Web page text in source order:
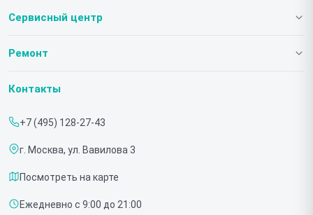
Сервисный центр
О нашем сервисе
Срочный ремонт
Доставка и способы оплаты
Диагностика
Контакты
Ремонт
Телевизоров
Контакты
+7 (495) 128-27-43
г. Москва, ул. Вавилова 3
Посмотреть на карте
Ежедневно с 9:00 до 21:00